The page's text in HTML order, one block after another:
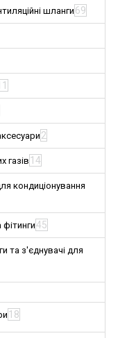
шланги69
2
газів 14
кондиціонування
45
та з'єднувачі для
18